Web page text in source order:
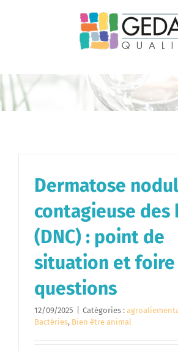
Dermatose
contagieuse des
(DNC) : point de
situation et foire
questions
12/09/2025 Catégories :
Bactéries, Bien être animal